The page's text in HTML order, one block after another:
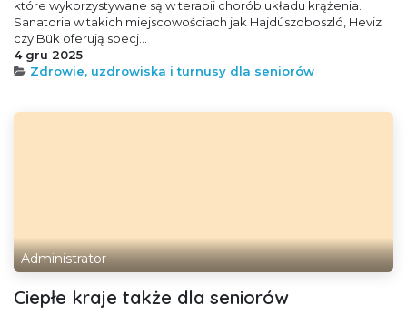
które wykorzystywane są w terapii chorób układu krążenia.
Sanatoria w takich miejscowościach jak Hajdúszoboszló, Heviz
czy Bük oferują specj...
4 gru 2025
Zdrowie, uzdrowiska i turnusy dla seniorów
Administrator
Ciepłe kraje także dla seniorów